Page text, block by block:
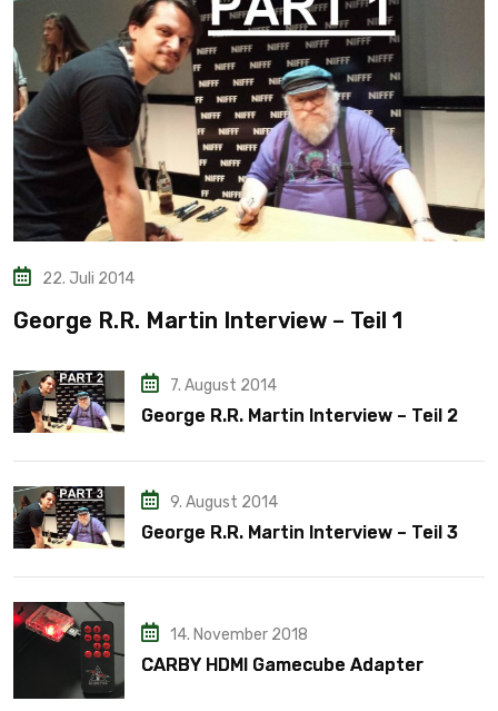
22. Juli 2014
George R.R. Martin Interview – Teil 1
7. August 2014
George R.R. Martin Interview – Teil 2
9. August 2014
George R.R. Martin Interview – Teil 3
14. November 2018
CARBY HDMI Gamecube Adapter